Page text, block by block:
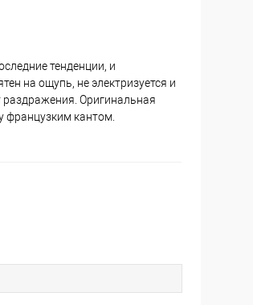
тенденции, и
на ощупь, не электризуется и
раздражения. Оригинальная
французким кантом.